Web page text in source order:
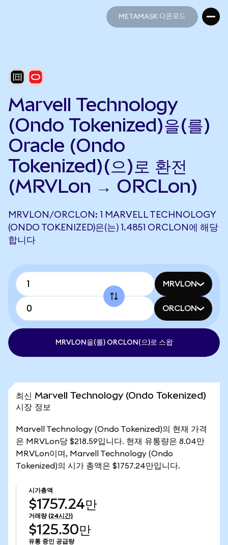
METAMASK 다운로드
Marvell Technology
(Ondo Tokenized)을(를)
Oracle (Ondo
Tokenized)(으)로 환전
(MRVLon → ORCLon)
MRVLON/ORCLON: 1 MARVELL TECHNOLOGY
(ONDO TOKENIZED)은(는) 1.4851 ORCLON에 해당
합니다
MRVLON
ORCLON
MRVLON을(를) ORCLON(으)로 스왑
최신 Marvell Technology (Ondo Tokenized)
시장 정보
Marvell Technology (Ondo Tokenized)의 현재 가격
은 MRVLon당 $218.59입니다. 현재 유통량은 8.04만
MRVLon이며, Marvell Technology (Ondo
Tokenized)의 시가 총액은 $1757.24만입니다.
시가총액
$1757.24만
거래량 (24시간)
$125.30만
유통 중인 공급량